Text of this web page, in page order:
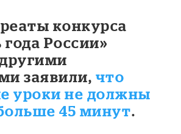
конкурса
России»
заявили, что
уроки не должны
45 минут.